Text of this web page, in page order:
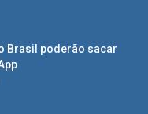
Brasil poderão sacar